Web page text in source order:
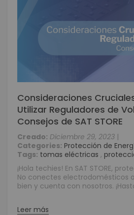
Consideraciones
Utilizar Reguladores de
Consejos de SAT STORE
Creado: Diciembre 29, 2023 |
Categories: Protección de
Tags: tomas eléctricas ,
¡Hola techies! En SAT STORE,
No conectes electrodomésticos
bien y cuenta con nosotros.
Leer más